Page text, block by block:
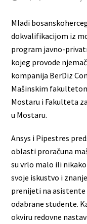
Mladi
dokvalifikacijom iz
program javno-
kojeg provode
kompanija BerDiz
Mašinskim
Mostaru i Fakulteta
u Mostaru.
Ansys i Pipestres
oblasti proračuna
su vrlo malo ili
svoje iskustvo i
prenijeti na
odabrane studente.
okviru redovne